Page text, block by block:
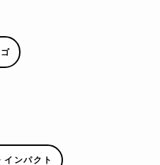
インパクト